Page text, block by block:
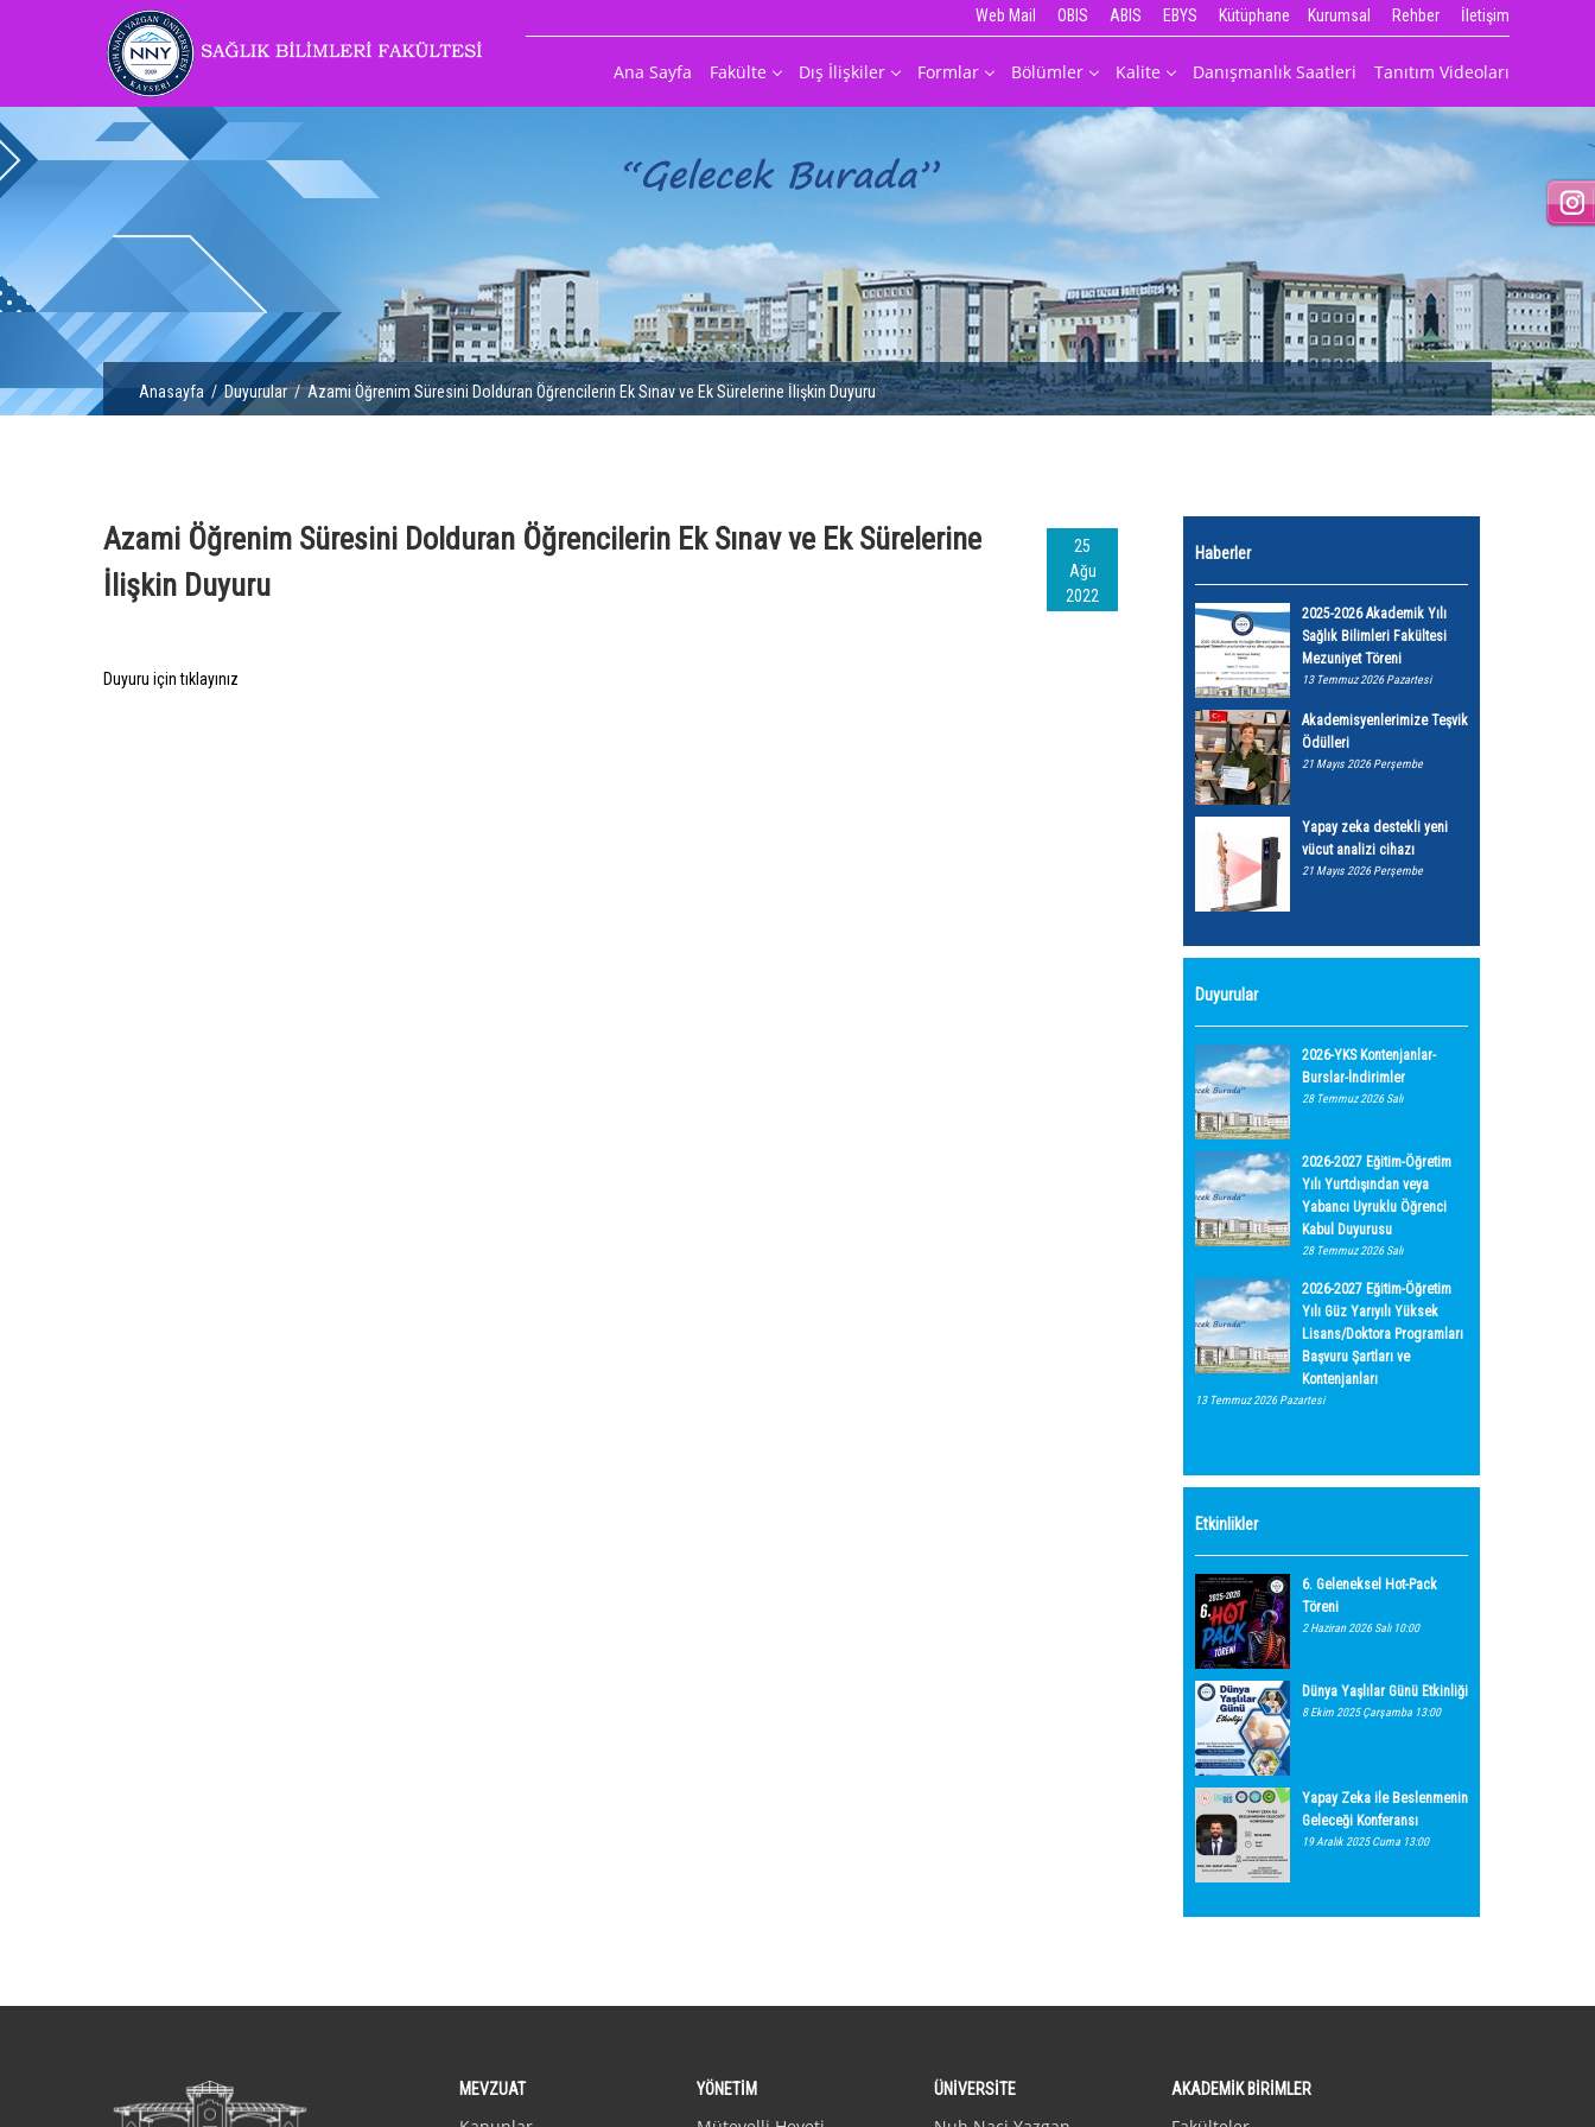
Web Mail OBIS ABIS EBYS Kütüphane Kurumsal Rehber İletişim
Ana Sayfa Fakülte Dış İlişkiler Formlar Bölümler Kalite Danışmanlık Saatleri Tanıtım Videoları
Anasayfa /Duyurular/ Azami Öğrenim Süresini Dolduran Öğrencilerin Ek Sınav ve Ek Sürelerine İlişkin Duyuru
25
Ağu
2022
Azami Öğrenim Süresini Dolduran Öğrencilerin Ek Sınav ve Ek Sürelerine
İlişkin Duyuru
Duyuru için tıklayınız
Haberler
2025-2026 Akademik Yılı
Sağlık Bilimleri Fakültesi
Mezuniyet Töreni
13 Temmuz 2026 Pazartesi
Akademisyenlerimize Teşvik
Ödülleri
21 Mayıs 2026 Perşembe
Yapay zeka destekli yeni
vücut analizi cihazı
21 Mayıs 2026 Perşembe
Duyurular
2026-YKS Kontenjanlar-
Burslar-İndirimler
28 Temmuz 2026 Salı
2026-2027 Eğitim-Öğretim
Yılı Yurtdışından veya
Yabancı Uyruklu Öğrenci
Kabul Duyurusu
28 Temmuz 2026 Salı
2026-2027 Eğitim-Öğretim
Yılı Güz Yarıyılı Yüksek
Lisans/Doktora Programları
Başvuru Şartları ve
Kontenjanları
13 Temmuz 2026 Pazartesi
Etkinlikler
6. Geleneksel Hot-Pack
Töreni
2 Haziran 2026 Salı 10:00
Dünya Yaşlılar Günü Etkinliği
8 Ekim 2025 Çarşamba 13:00
Yapay Zeka ile Beslenmenin
Geleceği Konferansı
19 Aralık 2025 Cuma 13:00
MEVZUAT YÖNETİM ÜNİVERSİTE AKADEMİK BİRİMLER